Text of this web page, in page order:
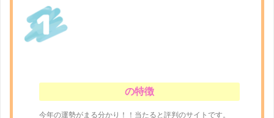
の特徴
今年の運勢がまる分かり！！当たると評判のサイトです。